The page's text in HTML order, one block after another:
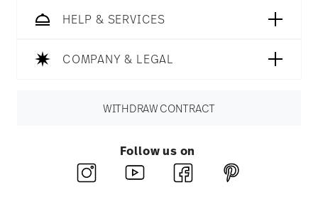
HELP & SERVICES
COMPANY & LEGAL
WITHDRAW CONTRACT
Follow us on